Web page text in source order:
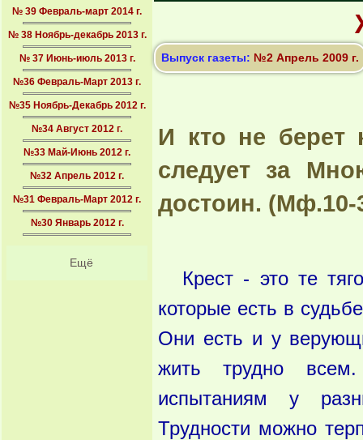
№ 39 Февраль-март 2014 г.
№ 38 Ноябрь-декабрь 2013 г.
№ 37 Июнь-июль 2013 г.
№36 Февраль-Март 2013 г.
№35 Ноябрь-Декабрь 2012 г.
№34 Август 2012 г.
№33 Май-Июнь 2012 г.
№32 Апрель 2012 г.
№31 Февраль-Март 2012 г.
№30 Январь 2012 г.
Ещё
Выпуск газеты: №2 Апрель 2009 г.
И кто не берет
следует за
достоин. (Мф.10-
Крест - это те
которые есть в
Они есть и у
жить трудно
испытаниям у
Трудности можно